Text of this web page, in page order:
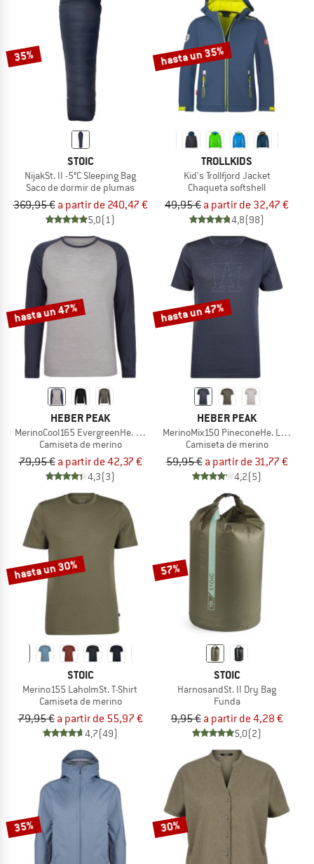
35%
STOIC
NijakSt. II -5°C Sleeping Bag
Saco de dormir de plumas
369,95 € a partir de 240,47 €
5,0(1)
hasta un 35%
TROLLKIDS
Kid's Trollfjord Jacket
Chaqueta softshell
49,95 € a partir de 32,47 €
4,8(98)
hasta un 47%
HEBER PEAK
MerinoCool165 EvergreenHe. L/S
Camiseta de merino
79,95 € a partir de 42,37 €
4,3(3)
hasta un 47%
HEBER PEAK
MerinoMix150 PineconeHe. Logo T-
Camiseta de merino
59,95 € a partir de 31,77 €
4,2(5)
hasta un 30%
STOIC
Merino155 LaholmSt. T-Shirt
Camiseta de merino
79,95 € a partir de 55,97 €
4,7(49)
57%
STOIC
HarnosandSt. II Dry Bag
Funda
9,95 € a partir de 4,28 €
5,0(2)
35% 30%